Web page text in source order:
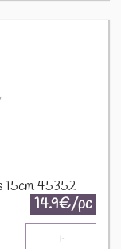
15cm 45352
14.9€/pc
+